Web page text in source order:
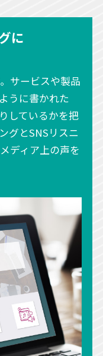
に
サービスや製品
うに書かれた
しているかを把
グとSNSリスニ
ディア上の声を